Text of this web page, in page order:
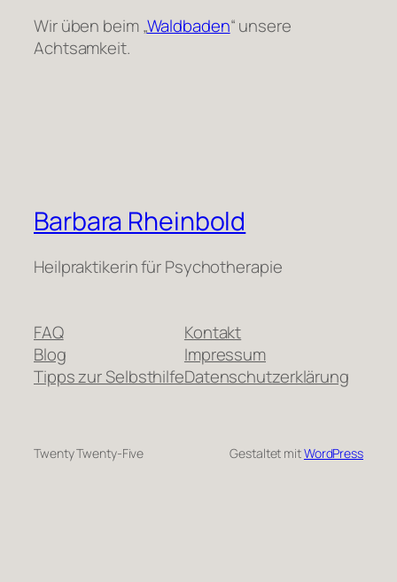
Wir üben beim „Waldbaden“ unsere
Achtsamkeit.
Barbara Rheinbold
Heilpraktikerin für Psychotherapie
FAQ
Blog
Tipps zur Selbsthilfe
Kontakt
Impressum
Datenschutzerklärung
Twenty Twenty-Five Gestaltet mitWordPress